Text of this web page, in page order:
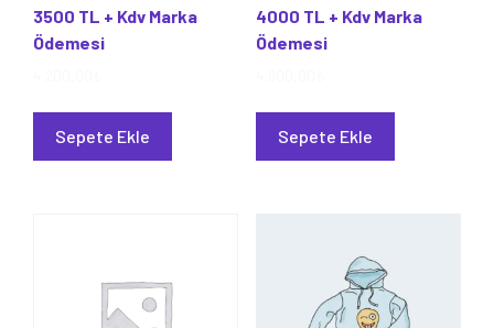
3500 TL + Kdv Marka
Ödemesi
Sepete Ekle
4000 TL + Kdv Marka
Ödemesi
Sepete Ekle